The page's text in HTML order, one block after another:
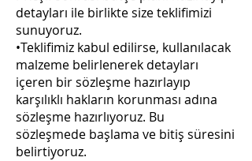
detayları ile birlikte size teklifimizi
sunuyoruz.
•Teklifimiz kabul edilirse, kullanılacak
malzeme belirlenerek detayları
içeren bir sözleşme hazırlayıp
karşılıklı hakların korunması adına
sözleşme hazırlıyoruz. Bu
sözleşmede başlama ve bitiş süresini
belirtiyoruz.